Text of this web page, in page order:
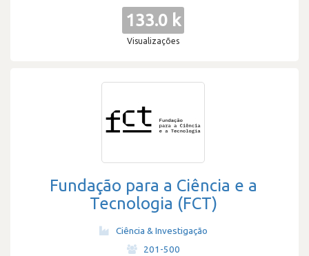
133.0 k
Visualizações
Fundação para a Ciência e a
Tecnologia (FCT)
Ciência & Investigação
201-500